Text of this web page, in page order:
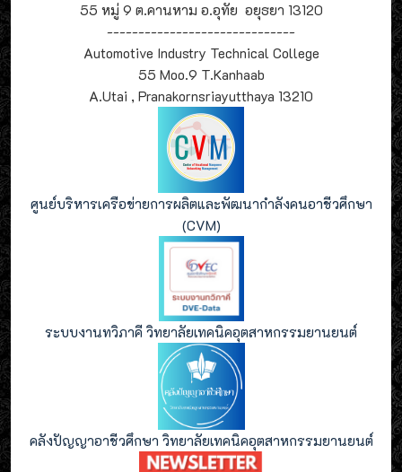
55 หมู่ 9 ต.คานหาม อ.อุทัย อยุธยา 13120
------------------------------
Automotive Industry Technical College
55 Moo.9 T.Kanhaab
A.Utai , Pranakornsriayutthaya 13210
ศูนย์บริหารเครือข่ายการผลิตและพัฒนากำลังคนอาชีวศึกษา
(CVM)
ระบบงานทวิภาคี วิทยาลัยเทคนิคอุตสาหกรรมยานยนต์
คลังปัญญาอาชีวศึกษา วิทยาลัยเทคนิคอุตสาหกรรมยานยนต์